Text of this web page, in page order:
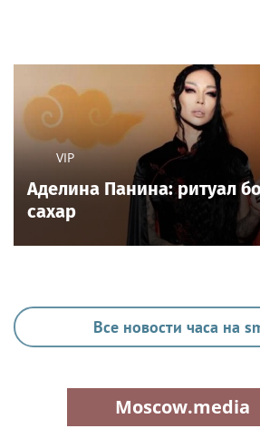
VIP
Аделина Панина: ритуал
сахар
Все новости часа на
Moscow.media